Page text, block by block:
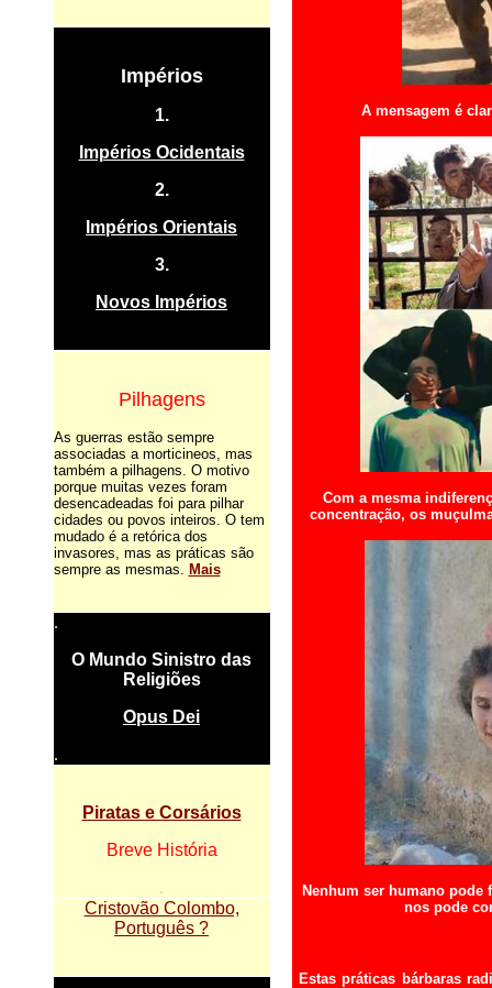
Impérios
1.
Impérios Ocidentais
2.
Impérios Orientais
3.
Novos Impérios
Pilhagens
As guerras estão sempre
associadas a morticineos, mas
também a pilhagens. O motivo
porque muitas vezes foram
desencadeadas foi para pilhar
cidades ou povos inteiros. O tem
mudado é a retórica dos
invasores, mas as práticas são
sempre as mesmas. Mais
.
O Mundo Sinistro das
Religiões
Opus Dei
.
Piratas e Corsários
Breve História
.
Cristovão Colombo,
Português ?
A mensagem é
Com a mesma
concentração, os
Nenhum ser humano
nos pode
Estas práticas bárbaras